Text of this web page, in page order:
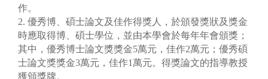
作。
2. 優秀博、碩士論文及佳作得獎人，於頒發獎狀及獎金
時應取得博、碩士學位，並由本學會於每年年會頒獎；
其中，優秀博士論文獎獎金5萬元，佳作2萬元；優秀碩
士論文獎獎金3萬元，佳作1萬元。得獎論文的指導教授
獲頒獎牌。